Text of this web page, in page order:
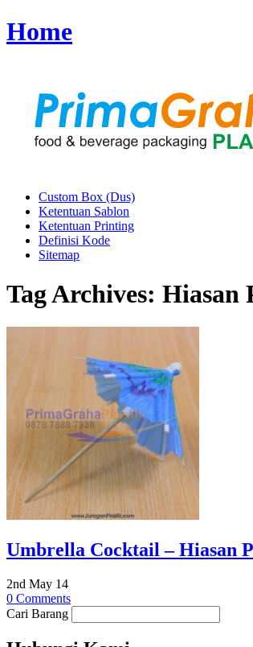
Home
Custom Box (Dus)
Ketentuan Sablon
Ketentuan Printing
Definisi Kode
Sitemap
Tag Archives: Hiasan
Umbrella Cocktail – Hiasan
2nd May 14
0 Comments
Cari Barang